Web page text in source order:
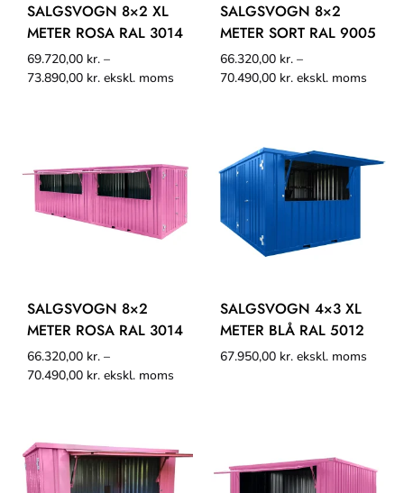
SALGSVOGN 8×2 XL
METER ROSA RAL 3014
69.720,00 kr. –
73.890,00 kr. ekskl. moms
SALGSVOGN 8×2
METER SORT RAL 9005
66.320,00 kr. –
70.490,00 kr. ekskl. moms
SALGSVOGN 8×2
METER ROSA RAL 3014
66.320,00 kr. –
70.490,00 kr. ekskl. moms
SALGSVOGN 4×3 XL
METER BLÅ RAL 5012
67.950,00 kr. ekskl. moms